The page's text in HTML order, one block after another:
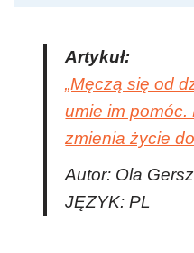
Artykuł:
„Męczą się od
umie im pomóc.
zmienia życie
Autor: Ola Gersz
JĘZYK: PL